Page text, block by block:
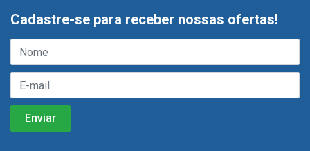
Cadastre-se para receber nossas ofertas!